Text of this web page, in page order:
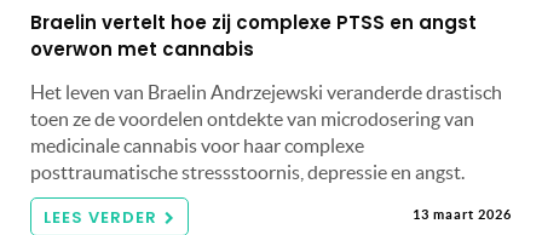
Braelin vertelt hoe zij complexe PTSS en angst
overwon met cannabis
Het leven van Braelin Andrzejewski veranderde drastisch
toen ze de voordelen ontdekte van microdosering van
medicinale cannabis voor haar complexe
posttraumatische stressstoornis, depressie en angst.
LEES VERDER 13 maart 2026